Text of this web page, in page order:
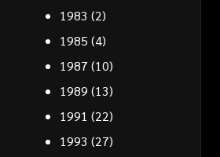
1983 (2)
1985 (4)
1987 (10)
1989 (13)
1991 (22)
1993 (27)